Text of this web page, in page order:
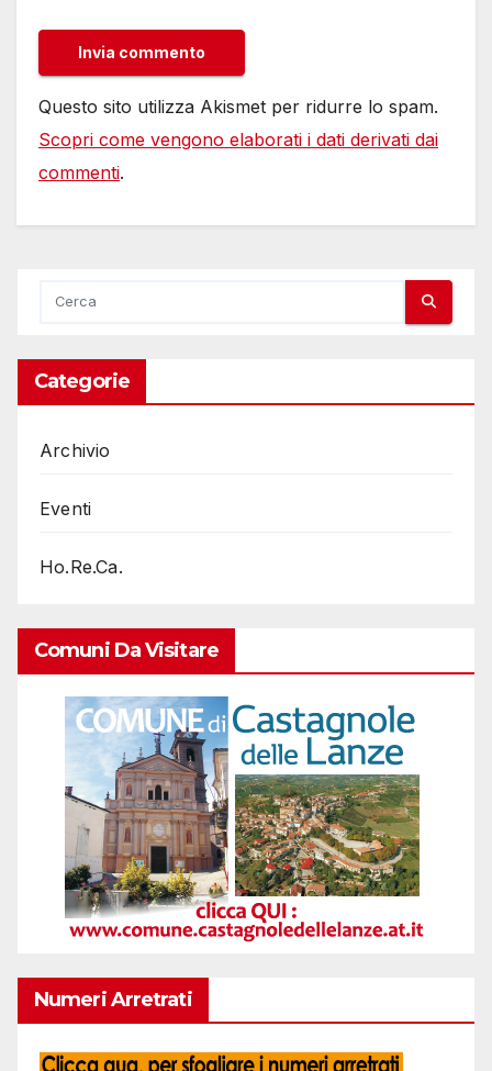
Questo sito utilizza Akismet per ridurre lo spam.
Scopri come vengono elaborati i dati derivati dai
commenti.
Categorie
Archivio
Eventi
Ho.Re.Ca.
Comuni Da Visitare
Numeri Arretrati